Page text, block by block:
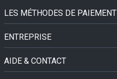
LES MÉTHODES DE PAIEMENT
ENTREPRISE
AIDE & CONTACT